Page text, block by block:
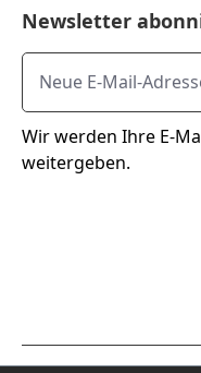
Newsletter
Neue E-Mail-Adresse
Wir werden Ihre E-
weitergeben.